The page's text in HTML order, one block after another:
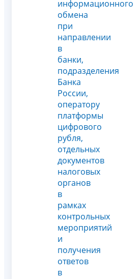
информационного
обмена
при
направлении
в
банки,
подразделения
Банка
России,
оператору
платформы
цифрового
рубля,
отдельных
документов
налоговых
органов
в
рамках
контрольных
мероприятий
и
получения
ответов
в